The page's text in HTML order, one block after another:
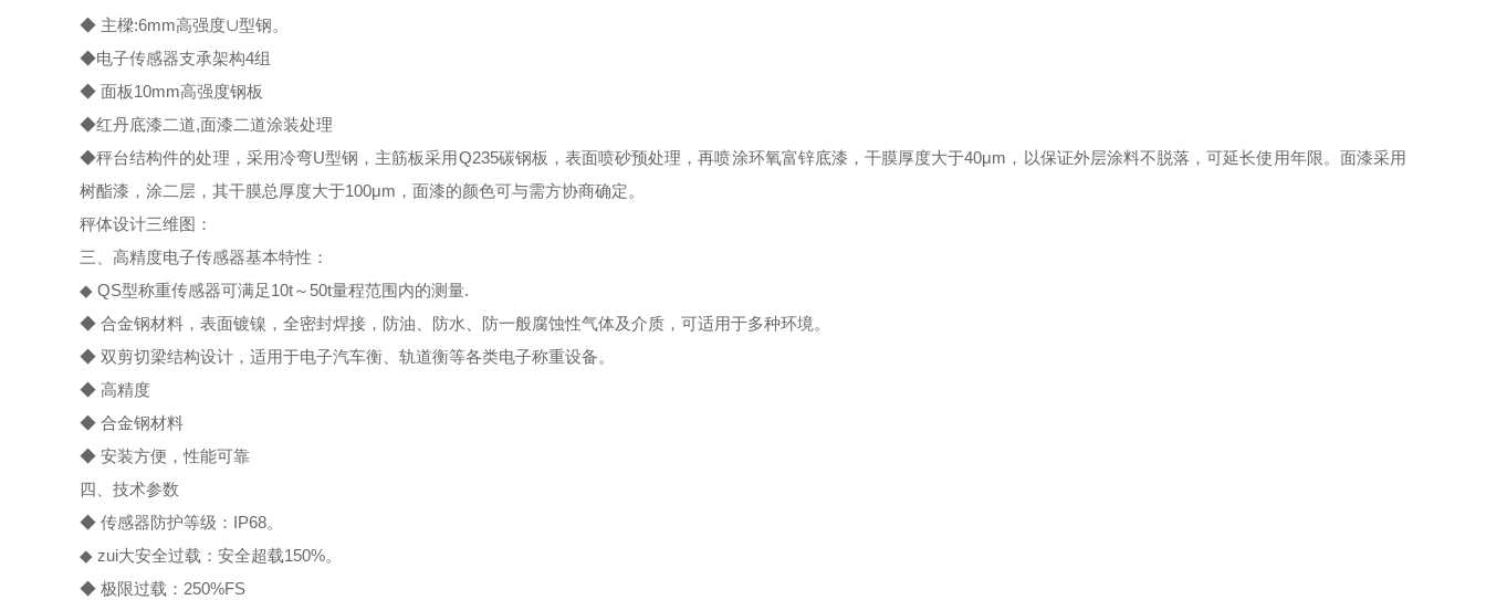
◆ 主樑:6mm高强度∪型钢。
◆电子传感器支承架构4组
◆ 面板10mm高强度钢板
◆红丹底漆二道,面漆二道涂装处理
◆秤台结构件的处理，采用冷弯U型钢，主筋板采用Q235碳钢板，表面喷砂预处理，再喷涂环氧富锌底漆，干膜厚度大于40μm，以保证外层涂料不脱落，可延长使用年限。面漆采用
树酯漆，涂二层，其干膜总厚度大于100μm，面漆的颜色可与需方协商确定。
秤体设计三维图：
三、高精度电子传感器基本特性：
◆ QS型称重传感器可满足10t～50t量程范围内的测量.
◆ 合金钢材料，表面镀镍，全密封焊接，防油、防水、防一般腐蚀性气体及介质，可适用于多种环境。
◆ 双剪切梁结构设计，适用于电子汽车衡、轨道衡等各类电子称重设备。
◆ 高精度
◆ 合金钢材料
◆ 安装方便，性能可靠
四、技术参数
◆ 传感器防护等级：IP68。
◆ zui大安全过载：安全超载150%。
◆ 极限过载：250%FS